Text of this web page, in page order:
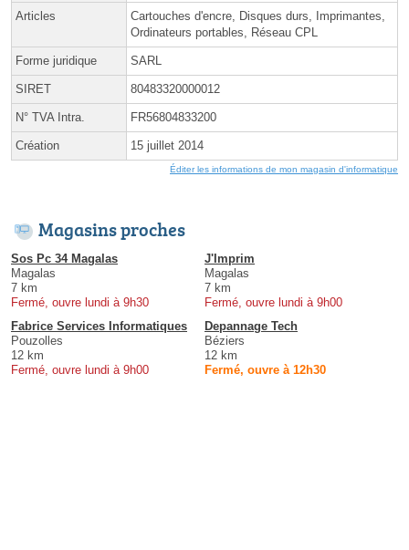
Articles
Cartouches d'encre, Disques durs, Imprimantes,
Ordinateurs portables, Réseau CPL
Forme juridique SARL
SIRET 80483320000012
N° TVA Intra. FR56804833200
Création 15 juillet 2014
Éditer les informations de mon magasin d'informatique
Magasins proches
Sos Pc 34 Magalas
Magalas
7 km
Fermé, ouvre lundi à 9h30
J'Imprim
Magalas
7 km
Fermé, ouvre lundi à 9h00
Fabrice Services Informatiques
Pouzolles
12 km
Fermé, ouvre lundi à 9h00
Depannage Tech
Béziers
12 km
Fermé, ouvre à 12h30